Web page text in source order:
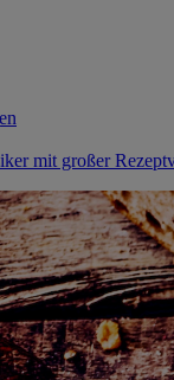
mit großer